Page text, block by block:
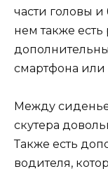
части головы
нем также есть
смартфона или
Между
скутера
Также есть
водителя,